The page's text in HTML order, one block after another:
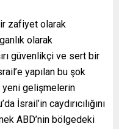
zafiyet olarak
olarak
güvenlikçi ve sert bir
yapılan bu şok
yeni gelişmelerin
İsrail’in caydırıcılığını
ABD’nin bölgedeki